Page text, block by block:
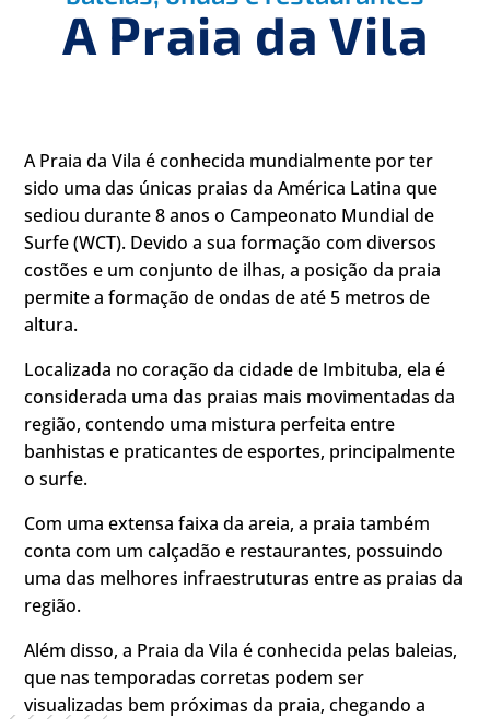
A Praia da Vila
A Praia da Vila é conhecida mundialmente por ter
sido uma das únicas praias da América Latina que
sediou durante 8 anos o Campeonato Mundial de
Surfe (WCT). Devido a sua formação com diversos
costões e um conjunto de ilhas, a posição da praia
permite a formação de ondas de até 5 metros de
altura.
Localizada no coração da cidade de Imbituba, ela é
considerada uma das praias mais movimentadas da
região, contendo uma mistura perfeita entre
banhistas e praticantes de esportes, principalmente
o surfe.
Com uma extensa faixa da areia, a praia também
conta com um calçadão e restaurantes, possuindo
uma das melhores infraestruturas entre as praias da
região.
Além disso, a Praia da Vila é conhecida pelas baleias,
que nas temporadas corretas podem ser
visualizadas bem próximas da praia, chegando a